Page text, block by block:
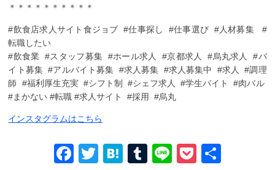
＊＊＊＊＊＊＊＊＊＊
#飲食店求人サイト食ジョブ #仕事探し #仕事選び #人材募集 #
転職したい
#飲食業 #スタッフ募集 #ホール求人 #京都求人 #烏丸求人 #バ
イト募集 #アルバイト募集 #求人募集 #求人募集中 #求人 #調理
師 #福利厚生充実 #シフト制 #シェフ求人 #学生バイト #肉バル
#まかない #転職 #求人サイト #採用 #烏丸
インスタグラムはこちら
Facebook
TwitterHatena
Tumblr
LinePocket